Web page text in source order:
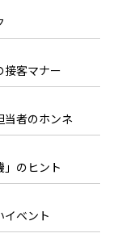
接客マナー
当者のホンネ
」のヒント
イベント